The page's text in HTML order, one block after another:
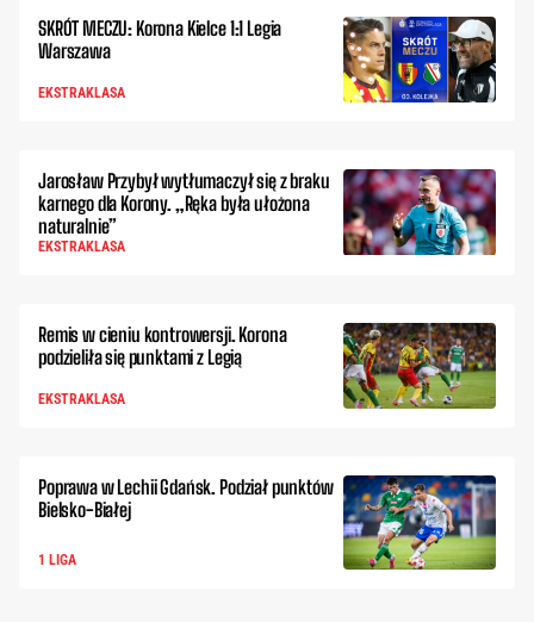
SKRÓT MECZU: Korona Kielce 1:1 Legia
Warszawa
EKSTRAKLASA
Jarosław Przybył wytłumaczył się z braku
karnego dla Korony. „Ręka była ułożona
naturalnie”
EKSTRAKLASA
Remis w cieniu kontrowersji. Korona
podzieliła się punktami z Legią
EKSTRAKLASA
Poprawa w Lechii Gdańsk. Podział punktów
Bielsko-Białej
1 LIGA